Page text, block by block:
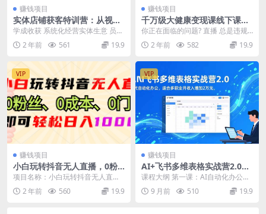
赚钱项目
实体店铺获客特训营：从视频
创作到直播变现，全面解决实
体企业获客难题
学成收获 系统化经营实体生意 员工
矩阵全域获客 破解实体业绩增长问
题 课程内容丰...
2 年前 561 19.9
赚钱项目
千万级大健康变现课线下课，
大健康全域流量一站式整体解
决方案
你正在面临的问题? 直播 总是违规
封号、不了解赛道及平台规则，永
远重复0-1没办...
2 年前 582 19.9
VIP
赚钱项目
小白玩转抖音无人直播，0粉
丝、0成本、0门槛，轻松日入
项目名称：小白玩转抖音无人直
播，0粉丝、0成本、0门槛，轻松
日入1000+。 资...
2 年前 560 19.9
VIP
赚钱项目
AI+飞书多维表格实战营2.0：
零代码自动化办公，适合多职
课程大纲 第一课：AI自动化办公时
代，从第一张多维表格开始 Excel数
据处理繁...
9 月前 510 19.9